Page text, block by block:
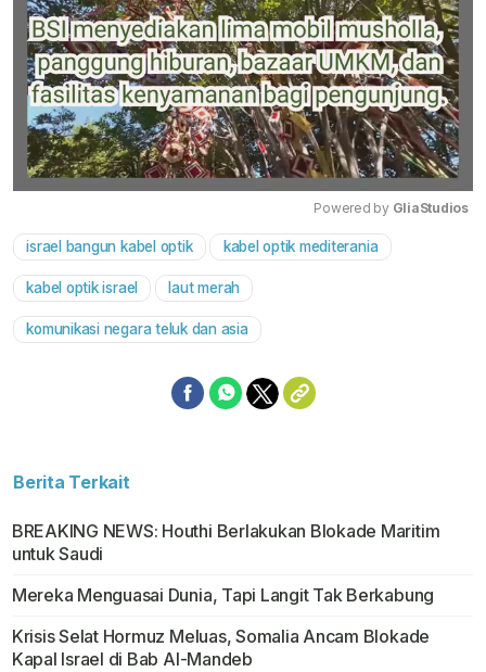
Powered by GliaStudios
israel bangun kabel optik kabel optik mediterania
kabel optik israel laut merah
komunikasi negara teluk dan asia
Berita Terkait
BREAKING NEWS: Houthi Berlakukan Blokade Maritim
untuk Saudi
Mereka Menguasai Dunia, Tapi Langit Tak Berkabung
Krisis Selat Hormuz Meluas, Somalia Ancam Blokade
Kapal Israel di Bab Al-Mandeb